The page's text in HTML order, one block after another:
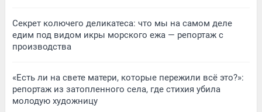
Секрет колючего деликатеса: что мы на самом деле
едим под видом икры морского ежа — репортаж с
производства
«Есть ли на свете матери, которые пережили всё это?»:
репортаж из затопленного села, где стихия убила
молодую художницу